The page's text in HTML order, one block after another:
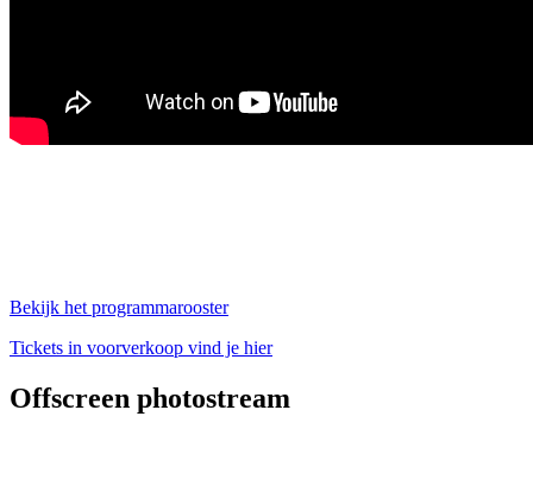
Bekijk het programmarooster
Tickets in voorverkoop vind je hier
Offscreen photostream